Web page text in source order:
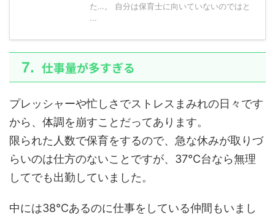
た…。 自分は保育士に向いていないのではと
...
仕事量が多すぎる
プレッシャーや忙しさでストレスまみれの日々です
から、体調を崩すことだってあります。
限られた人数で保育をするので、急な休みが取りづ
らいのは仕方のないことですが、37℃台なら無理
してでも出勤していました。
中には38℃あるのに仕事をしている仲間もいまし